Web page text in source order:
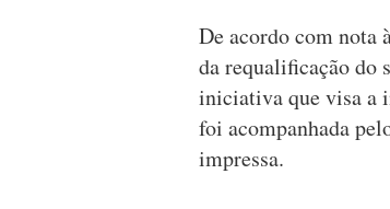
De acordo com nota
da requalificação do
iniciativa que visa a
foi acompanhada
impressa.